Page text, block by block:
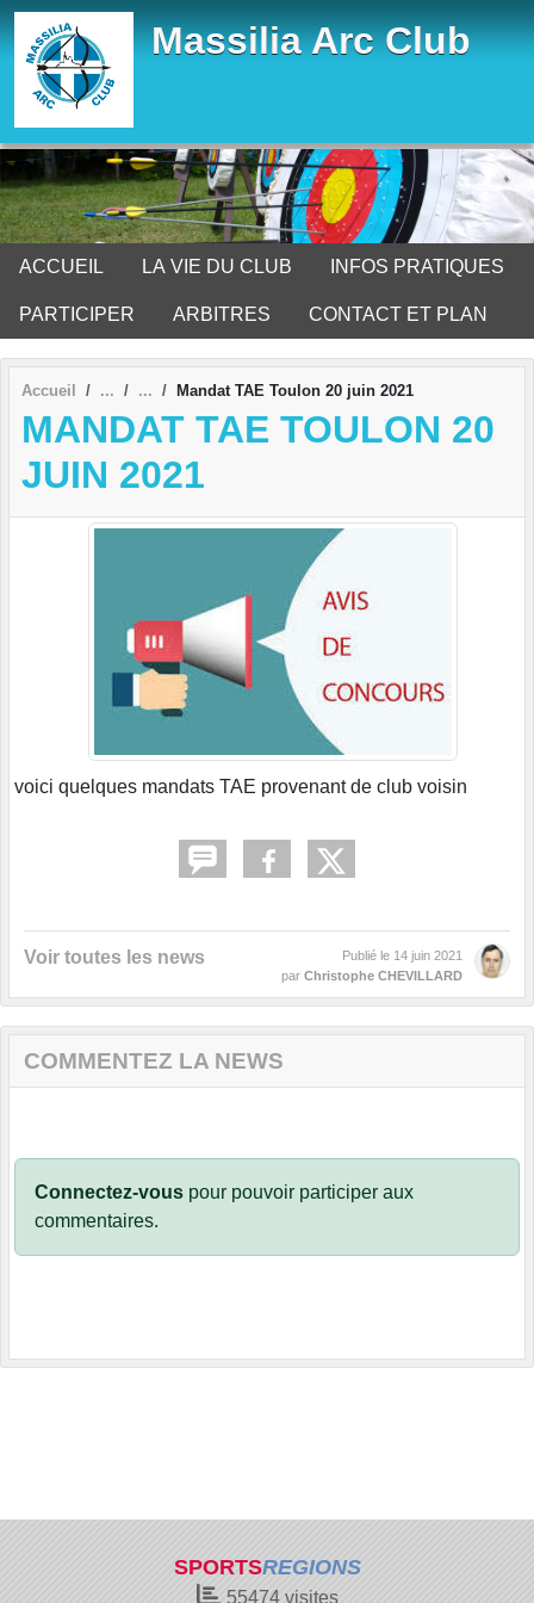
Massilia Arc Club
ACCUEIL LA VIE DU CLUB INFOS PRATIQUES
PARTICIPER ARBITRES CONTACT ET PLAN
Accueil Mandat TAE Toulon 20 juin 2021
MANDAT TAE TOULON 20
JUIN 2021
voici quelques mandats TAE provenant de club voisin
Voir toutes les news Publié le 14 juin 2021
par Christophe CHEVILLARD
COMMENTEZ LA NEWS
Connectez-vous pour pouvoir participer aux
commentaires.
SPORTSREGIONS
55474visites
Panneau de gestion des cookies